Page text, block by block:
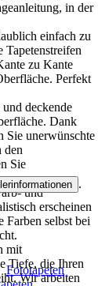
in der
einfach zu
Tapetenstreifen
zu Kante
Perfekt
deckende
Dank
Sie unerwünschte
den
Sie
und
erscheinen
Farben selbst bei
mit
Tiefe, die Ihren
Wir arbeiten
.
Fototapeten